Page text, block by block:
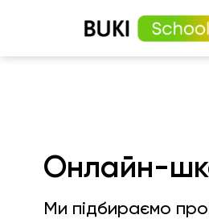
Онлайн-
Ми підбираємо